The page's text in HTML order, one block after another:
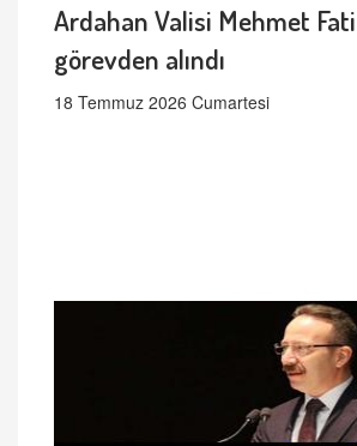
Ardahan Valisi Mehmet
görevden alındı
18 Temmuz 2026 Cumartesi